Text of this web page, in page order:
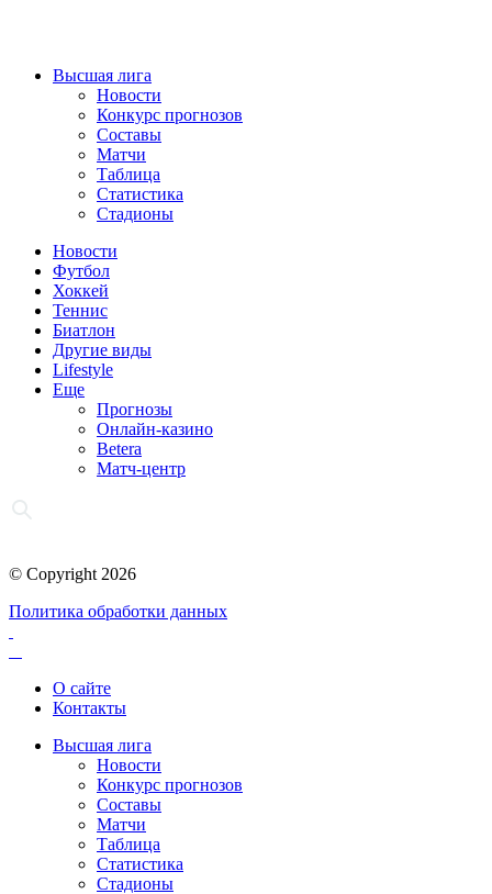
Высшая лига
Новости
Конкурс прогнозов
Составы
Матчи
Таблица
Статистика
Стадионы
Новости
Футбол
Хоккей
Теннис
Биатлон
Другие виды
Lifestyle
Еще
Прогнозы
Онлайн-казино
Betera
Матч-центр
© Copyright 2026
Политика обработки данных
О сайте
Контакты
Высшая лига
Новости
Конкурс прогнозов
Составы
Матчи
Таблица
Статистика
Стадионы